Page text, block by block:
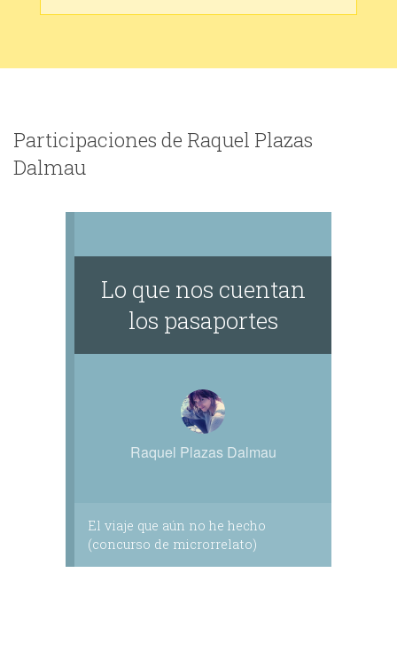
Participaciones de Raquel Plazas
Dalmau
Lo que nos cuentan
los pasaportes
Raquel Plazas Dalmau
El viaje que aún no he hecho
(concurso de microrrelato)